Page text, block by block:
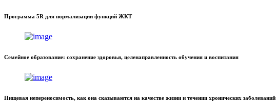
Программа 5R для нормализации функций ЖКТ
Семейное образование: сохранение здоровья, целенаправленность обучения и воспитания
Пищевая непереносимость, как она сказываются на качестве жизни и течении хронических заболеваний